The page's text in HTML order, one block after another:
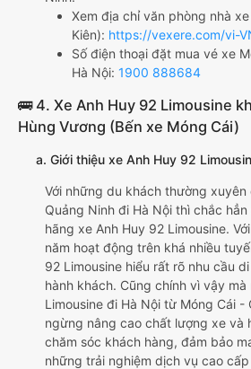
Xem địa chỉ văn phòng nhà
Kiên): https://vexere.com/vi-
Số điện thoại đặt mua vé xe
Hà Nội: 1900 888684
🚌 4. Xe Anh Huy 92 Limousine
Hùng Vương (Bến xe Móng Cái)
a. Giới thiệu xe Anh Huy 92
Với những du khách thường
Quảng Ninh đi Hà Nội thì chắc
hãng xe Anh Huy 92 Limousine.
năm hoạt động trên khá nhiều
92 Limousine hiểu rất rõ nhu cầu
hành khách. Cũng chính vì vậy
Limousine đi Hà Nội từ Móng Cái -
ngừng nâng cao chất lượng xe và
chăm sóc khách hàng, đảm bảo
những trải nghiệm dịch vụ cao